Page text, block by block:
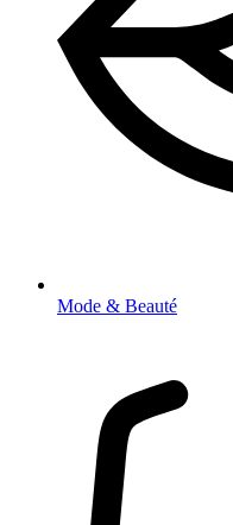
Mode & Beauté